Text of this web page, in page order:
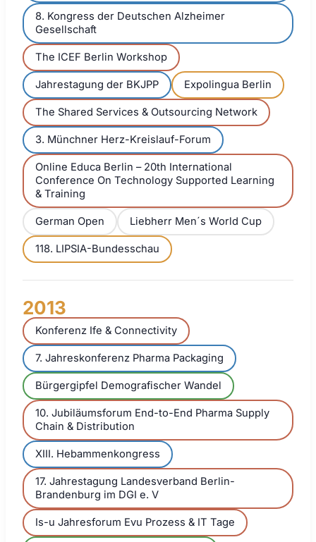
8. Kongress der Deutschen Alzheimer
Gesellschaft
The ICEF Berlin Workshop
Jahrestagung der BKJPP Expolingua Berlin
The Shared Services & Outsourcing Network
3. Münchner Herz-Kreislauf-Forum
Online Educa Berlin – 20th International
Conference On Technology Supported Learning
& Training
German Open Liebherr Men´s World Cup
118. LIPSIA-Bundesschau
2013
Konferenz Ife & Connectivity
7. Jahreskonferenz Pharma Packaging
Bürgergipfel Demografischer Wandel
10. Jubiläumsforum End-to-End Pharma Supply
Chain & Distribution
XIII. Hebammenkongress
17. Jahrestagung Landesverband Berlin-
Brandenburg im DGI e. V
Is-u Jahresforum Evu Prozess & IT Tage